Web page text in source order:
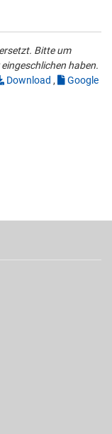
Bitte um
haben.
Download ,
Google